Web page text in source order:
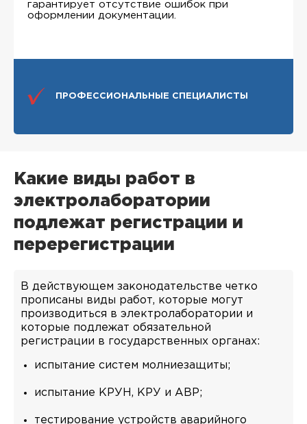
гарантирует отсутствие ошибок при
оформлении документации.
ПРОФЕССИОНАЛЬНЫЕ СПЕЦИАЛИСТЫ
Какие виды работ в
электролаборатории
подлежат регистрации и
перерегистрации
В действующем законодательстве четко
прописаны виды работ, которые могут
производиться в электролаборатории и
которые подлежат обязательной
регистрации в государственных органах:
испытание систем молниезащиты;
испытание КРУН, КРУ и АВР;
тестирование устройств аварийного